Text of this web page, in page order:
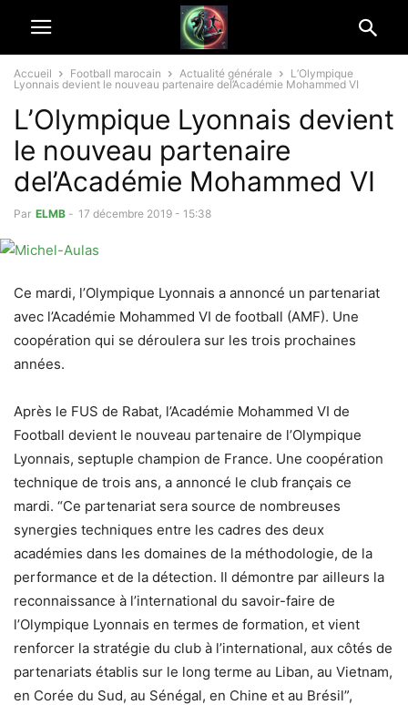
Accueil Football marocain Actualité générale
L’Olympique
Lyonnais devient le nouveau partenaire del’Académie Mohammed VI
L’Olympique Lyonnais devient
le nouveau partenaire
del’Académie Mohammed VI
Par ELMB - 17 décembre 2019 - 15:38
Ce mardi, l’Olympique Lyonnais a annoncé un partenariat
avec l’Académie Mohammed VI de football (AMF). Une
coopération qui se déroulera sur les trois prochaines
années.
Après le FUS de Rabat, l’Académie Mohammed VI de
Football devient le nouveau partenaire de l’Olympique
Lyonnais, septuple champion de France. Une coopération
technique de trois ans, a annoncé le club français ce
mardi. “Ce partenariat sera source de nombreuses
synergies techniques entre les cadres des deux
académies dans les domaines de la méthodologie, de la
performance et de la détection. Il démontre par ailleurs la
reconnaissance à l’international du savoir-faire de
l’Olympique Lyonnais en termes de formation, et vient
renforcer la stratégie du club à l’international, aux côtés de
partenariats établis sur le long terme au Liban, au Vietnam,
en Corée du Sud, au Sénégal, en Chine et au Brésil”,